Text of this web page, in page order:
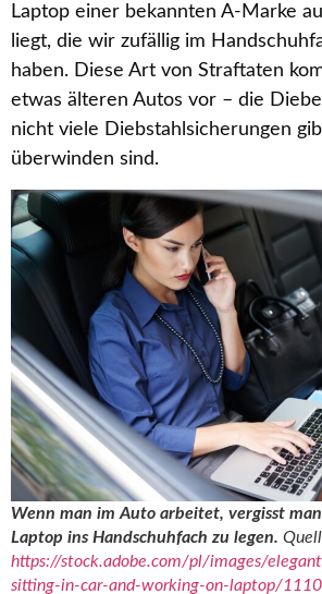
Laptop einer bekannten A-Marke
liegt, die wir zufällig im
haben. Diese Art von Straftaten
etwas älteren Autos vor – die
nicht viele Diebstahlsicherungen
überwinden sind.
Wenn man im Auto arbeitet, vergisst
Laptop ins Handschuhfach zu legen.
https://stock.adobe.com/pl/images/
sitting-in-car-and-working-on-laptop/